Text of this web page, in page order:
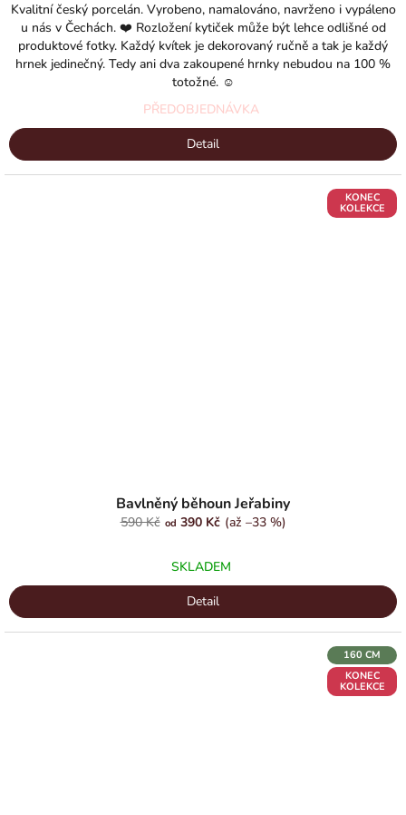
Kvalitní český porcelán. Vyrobeno, namalováno, navrženo i vypáleno
u nás v Čechách. ❤️ Rozložení kytiček může být lehce odlišné od
produktové fotky. Každý kvítek je dekorovaný ručně a tak je každý
hrnek jedinečný. Tedy ani dva zakoupené hrnky nebudou na 100 %
totožné. ☺️
PŘEDOBJEDNÁVKA
Detail
KONEC
KOLEKCE
Bavlněný běhoun Jeřabiny
590 Kč od 390 Kč (až –33 %)
SKLADEM
Detail
160 CM
KONEC
KOLEKCE